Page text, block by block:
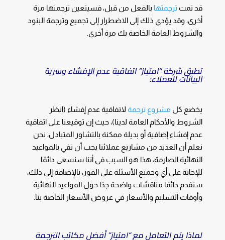
قد تمت ترجمتها بالفعل من قبل، فسيتعين ترجمتها مرة
أخرى، وقد يؤدي ذلك إلى الاضطرار إلى تجميع وترجمة البنود
والشروط العامة الخاصة بك مرة أخرى.
تطبق شركة “امتياز” اتفاقية عدم الإفشاء وسرية
البيانات للعملاء:
يخضع كل مشروع ترجمةلاتفاقية عدم إفشاء (انظر
الشروط والأحكام العامة لدينا)، حيث إن توقيعنا على اتفاقية
عدم إفشاء إضافية أو بديلة ممكنة بالتشاور المتبادل، نحن
نعلم أن العديد من مشاريع عملائنا يجب أن تفي بالمواعيد
النهائية الصارمة، هذا هو السبب في أننا سنسعى دائمًا
للإجابة على أي وجميع الأسئلة على الفور، بالإضافة إلى ذلك،
سنقدم دائمًا مناقشات واضحة جدًا حول المواعيد النهائية
وأوقات التسليم والأسعار في عروض الأسعار الخاصة بنا.
لماذا يتم التعامل مع “امتياز” أفضل مكاتب الترجمة